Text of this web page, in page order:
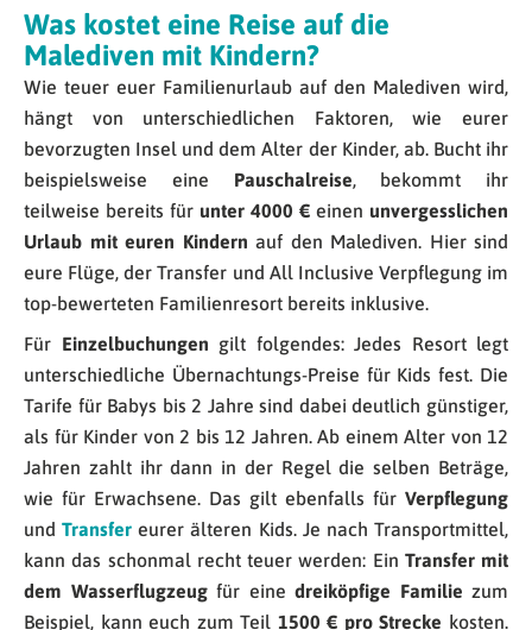
Was kostet eine Reise auf die
Malediven mit Kindern?
Wie teuer euer Familienurlaub auf den Malediven wird,
hängt von unterschiedlichen Faktoren, wie eurer
bevorzugten Insel und dem Alter der Kinder, ab. Bucht ihr
beispielsweise eine Pauschalreise, bekommt ihr
teilweise bereits für unter 4000 € einen unvergesslichen
Urlaub mit euren Kindern auf den Malediven. Hier sind
eure Flüge, der Transfer und All Inclusive Verpflegung im
top-bewerteten Familienresort bereits inklusive.
Für Einzelbuchungen gilt folgendes: Jedes Resort legt
unterschiedliche Übernachtungs-Preise für Kids fest. Die
Tarife für Babys bis 2 Jahre sind dabei deutlich günstiger,
als für Kinder von 2 bis 12 Jahren. Ab einem Alter von 12
Jahren zahlt ihr dann in der Regel die selben Beträge,
wie für Erwachsene. Das gilt ebenfalls für Verpflegung
undTransfer eurer älteren Kids. Je nach Transportmittel,
kann das schonmal recht teuer werden: Ein Transfer mit
dem Wasserflugzeugfür eine dreiköpfige Familie zum
Beispiel, kann euch zum Teil 1500 € pro Strecke kosten.